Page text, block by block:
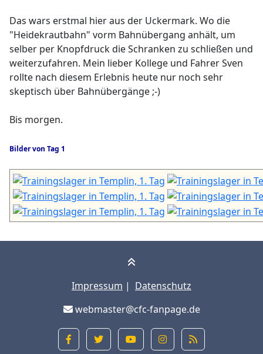
Das wars erstmal hier aus der Uckermark. Wo die
"Heidekrautbahn" vorm Bahnübergang anhält, um
selber per Knopfdruck die Schranken zu schließen und
weiterzufahren. Mein lieber Kollege und Fahrer Sven
rollte nach diesem Erlebnis heute nur noch sehr
skeptisch über Bahnübergänge ;-)
Bis morgen.
Bilder von Tag 1
Impressum | Datenschutz
webmaster@cfc-fanpage.de